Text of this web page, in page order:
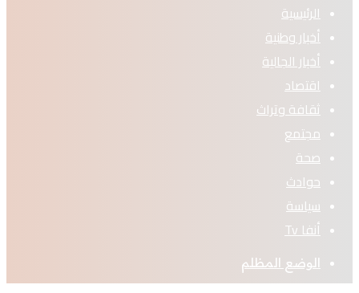
الرئيسية
أخبار وطنية
أخبار الجالية
اقتصاد
ثقافة وتراث
مجتمع
صحة
حوادث
سياسة
أنفا Tv
الوضع المظلم